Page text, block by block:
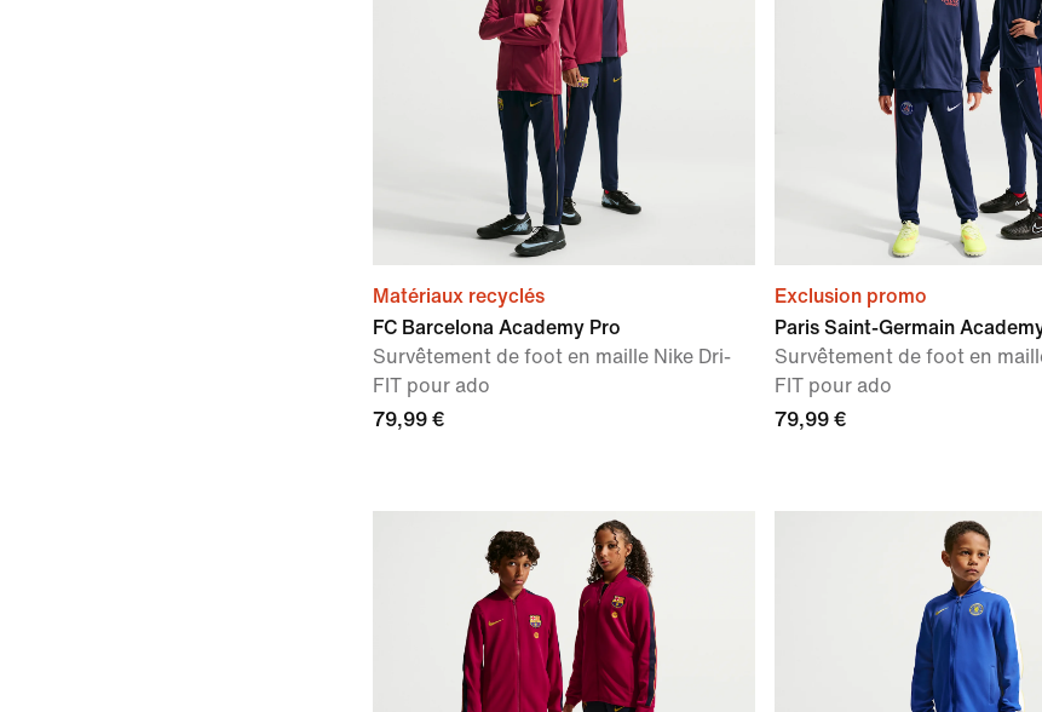
Matériaux recyclés
FC Barcelona Academy Pro
Survêtement de foot en maille Nike Dri-
FIT pour ado
79,99 €
Exclusion promo
Paris Saint-Germain
Survêtement de foot en
FIT pour ado
79,99 €